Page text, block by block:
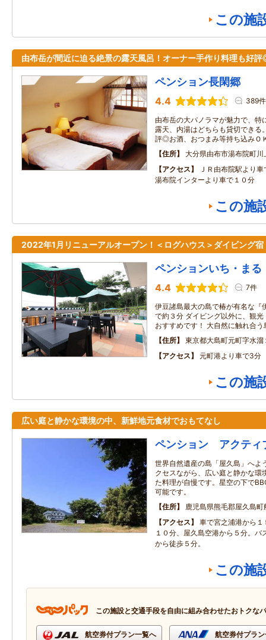
この施
由布岳が間近に迫る絶景の露天風呂！オーナー手作り料理も好
ペンション長閑郷
4.4 389件
由布岳の大パノラマが魅力で、特
露天、内湯はどちらも貸切できる
評◎お酒、おつまみ等持ち込みＯ
住所
大分県由布市湯布院町
アクセス
ＪＲ由布院駅より
湯布院インターより車で１０分
この施
2022年1月リニューアルオープン！＜ログハウス＞ダイビング宿
ペンションいち・まる
4.4 7件
伊豆諸島最大の島で椿が有名な『
で約３分 ダイビング以外に、観
おすすめです！ 大自然に触れ合
住所
東京都大島町元町字水溜
アクセス
元町港より車で3分
この施
広い庭と静かな環境の中、新鮮地元食材でおもてなし
ペンション アクティ
世界自然遺産の島「屋久島」へよ
クセスながら、広い庭と静かな環
た料理が自慢です。星空の下で
可能です。
住所
鹿児島県熊毛郡屋久島
アクセス
車で宮之浦港から
１０分、屋久島空港から５分。バ
から徒歩５分。
この施
この施設と交通手段を自由に組み合わせたおトクな
航空券付プラン一覧へ 航空券付プラ